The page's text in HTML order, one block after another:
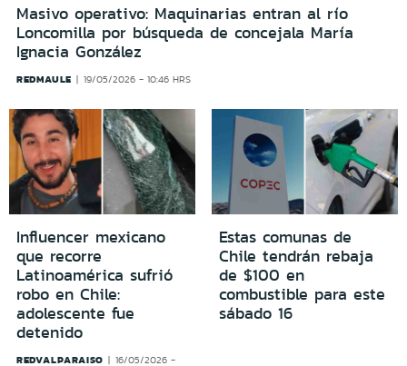
Masivo operativo: Maquinarias entran al río
Loncomilla por búsqueda de concejala María
Ignacia González
REDMAULE 19/05/2026 - 10:46 HRS
Influencer mexicano
que recorre
Latinoamérica sufrió
robo en Chile:
adolescente fue
detenido
REDVALPARAISO
16/05/2026 -
Estas comunas de
Chile tendrán rebaja
de $100 en
combustible para este
sábado 16